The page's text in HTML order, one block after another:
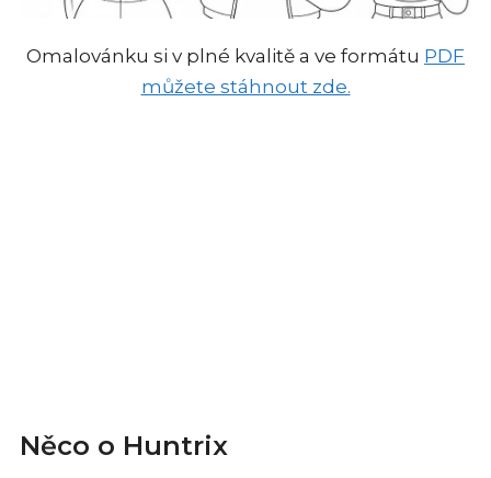
Omalovánku si v plné kvalitě a ve formátu PDF
můžete stáhnout zde.
Něco o Huntrix